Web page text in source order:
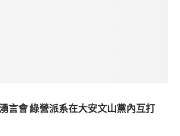
言會 綠營派系在大安文山黨內互打